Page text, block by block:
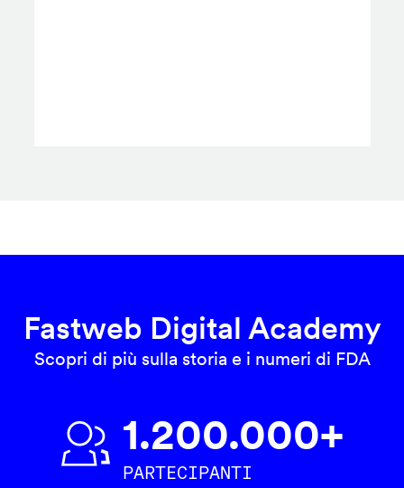
Fastweb Digital Academy
Scopri di più sulla storia e i numeri di FDA
1.200.000+
PARTECIPANTI